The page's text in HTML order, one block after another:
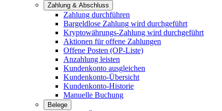
Zahlung & Abschluss
Zahlung durchführen
Bargeldlose Zahlung wird durchgeführt
Kryptowährungs-Zahlung wird durchgeführt
Aktionen für offene Zahlungen
Offene Posten (OP-Liste)
Anzahlung leisten
Kundenkonto ausgleichen
Kundenkonto-Übersicht
Kundenkonto-Historie
Manuelle Buchung
Belege